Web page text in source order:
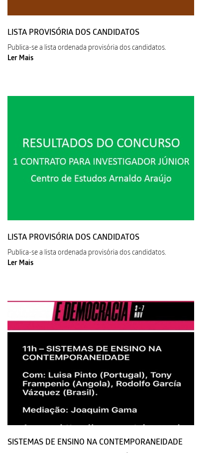
LISTA PROVISÓRIA DOS CANDIDATOS
Publica-se a lista ordenada provisória dos candidatos.
Ler Mais
LISTA PROVISÓRIA DOS CANDIDATOS
Publica-se a lista ordenada provisória dos candidatos.
Ler Mais
SISTEMAS DE ENSINO NA CONTEMPORANEIDADE